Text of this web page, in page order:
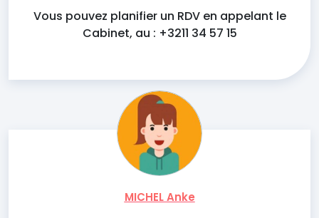
Vous pouvez planifier un RDV en appelant le
Cabinet, au : +3211 34 57 15
MICHEL Anke